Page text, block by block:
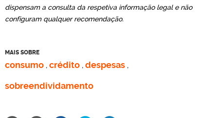
dispensam a consulta da respetiva informação legal e não
configuram qualquer recomendação.
MAIS SOBRE
consumo , crédito , despesas ,
sobreendividamento